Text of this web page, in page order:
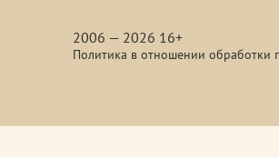
2006 — 2026 16+
Политика в отношении обработки